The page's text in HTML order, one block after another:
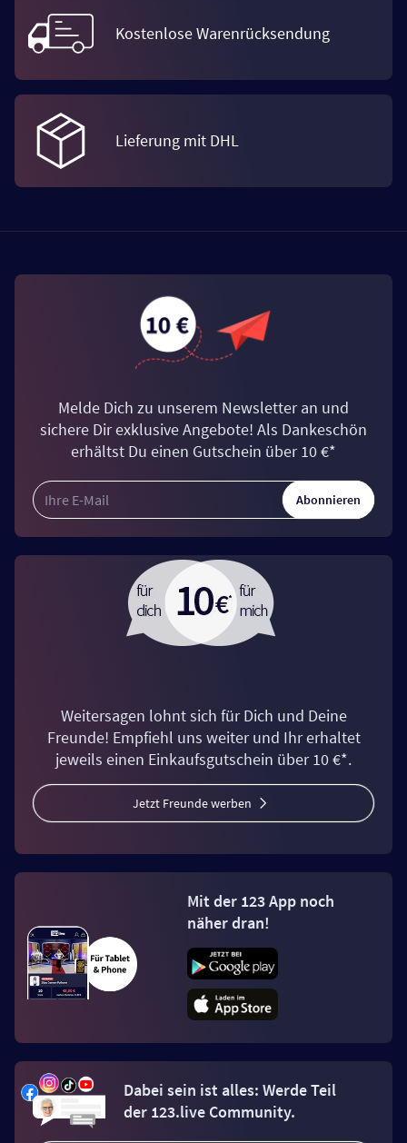
Kostenlose Warenrücksendung
Lieferung mit DHL
Melde Dich zu unserem Newsletter an und
sichere Dir exklusive Angebote! Als Dankeschön
erhältst Du einen Gutschein über 10 €*
Abonnieren
Weitersagen lohnt sich für Dich und Deine
Freunde! Empfiehl uns weiter und Ihr erhaltet
jeweils einen Einkaufsgutschein über 10 €*.
Jetzt Freunde werben
Mit der 123 App noch
näher dran!
Dabei sein ist alles: Werde Teil
der 123.live Community.